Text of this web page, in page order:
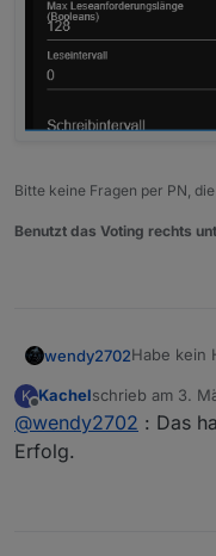
Bitte keine Fragen per PN,
Benutzt das Voting rechts
wendy2702Habe kein
Der
anpassen
K
Offline
Kachelschrieb am 3.
zuletzt editiert
@wendy2702 : Das
Erfolg.